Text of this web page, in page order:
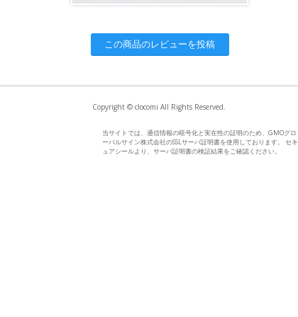
この商品のレビューを投稿
Copyright © clocomi All Rights Reserved.
当サイトでは、通信情報の暗号化と実在性の証明のため、GMOグロ
ーバルサイン株式会社のSSLサーバ証明書を使用しております。 セキ
ュアシールより、サーバ証明書の検証結果をご確認ください。